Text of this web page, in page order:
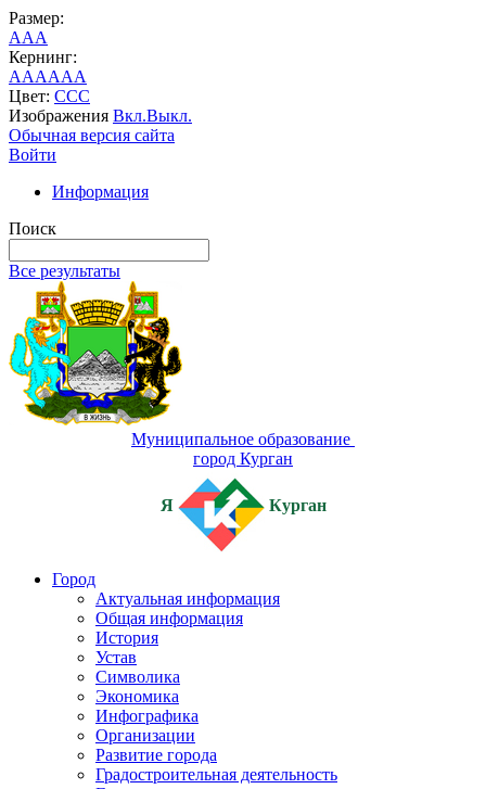
Размер:
AAA
Кернинг:
AAAAAA
Цвет: CCC
Изображения Вкл.Выкл.
Обычная версия сайта
Войти
Информация
Поиск
Все результаты
Муниципальное образование
город Курган
Я Курган
Город
Актуальная информация
Общая информация
История
Устав
Символика
Экономика
Инфографика
Организации
Развитие города
Градостроительная деятельность